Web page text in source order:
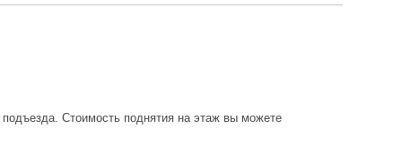
подъезда. Стоимость поднятия на этаж вы можете